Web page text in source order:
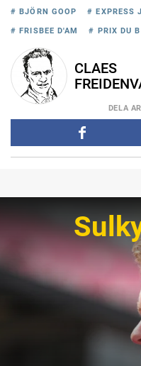
# BJÖRN GOOP # EXPRESS
# FRISBEE D'AM # PRIX DU
CLAES
DELA